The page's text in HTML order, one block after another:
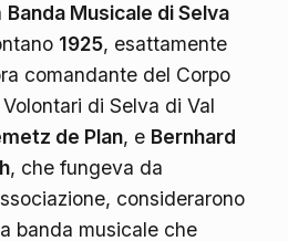
Banda Musicale di Selva
1925, esattamente
comandante del Corpo
di Selva di Val
de Plan, e Bernhard
, che fungeva da
considerarono
banda musicale che